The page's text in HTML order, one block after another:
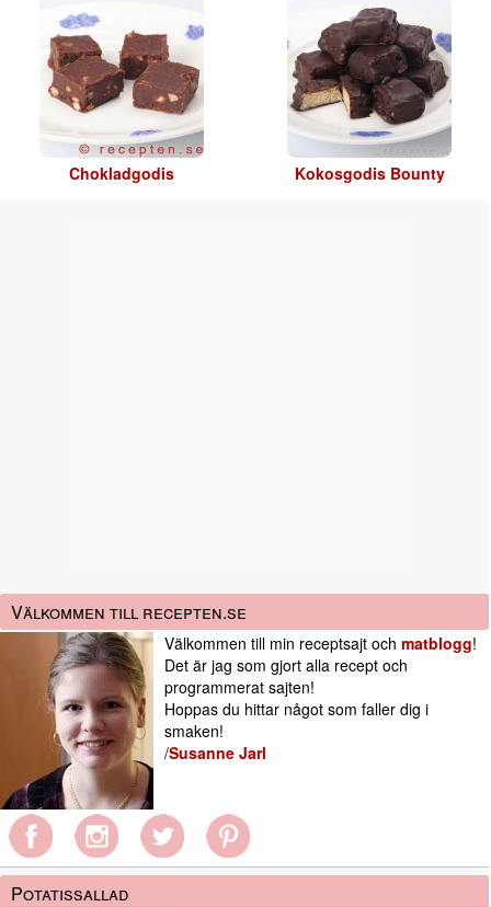
Chokladgodis Kokosgodis Bounty
Välkommen till recepten.se
Välkommen till min receptsajt och matblogg!
Det är jag som gjort alla recept och
programmerat sajten!
Hoppas du hittar något som faller dig i
smaken!
/Susanne Jarl
Potatissallad